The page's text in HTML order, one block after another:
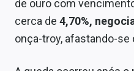
de ouro com
cerca de 4,70%,
onça-troy, afastando-se